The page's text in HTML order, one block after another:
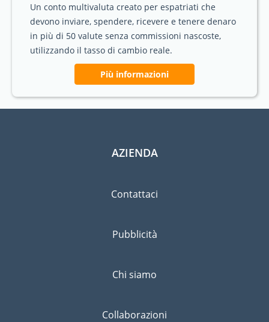
Un conto multivaluta creato per espatriati che
devono inviare, spendere, ricevere e tenere denaro
in più di 50 valute senza commissioni nascoste,
utilizzando il tasso di cambio reale.
Più informazioni
AZIENDA
Contattaci
Pubblicità
Chi siamo
Collaborazioni